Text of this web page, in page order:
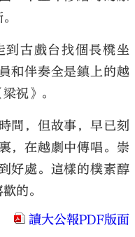
到古戲台找個長櫈坐
和伴奏全是鎮上的越
祝》。
間，但故事，早已刻
，在越劇中傳唱。崇
好處。這樣的樸素醇
的。
讀大公報PDF版面